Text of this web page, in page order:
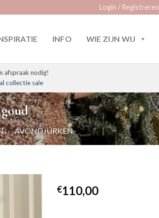
Login / Registreren
INFO WIE ZIJN WIJ
afspraak nodig!
collectie sale
/ AVONDJURKEN
€110,00